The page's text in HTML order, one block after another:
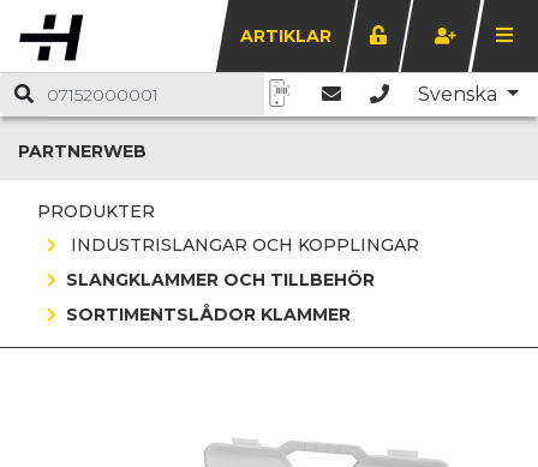
ARTIKLAR
Svenska
PARTNERWEB
PRODUKTER
INDUSTRISLANGAR OCH KOPPLINGAR
SLANGKLAMMER OCH TILLBEHÖR
SORTIMENTSLÅDOR KLAMMER